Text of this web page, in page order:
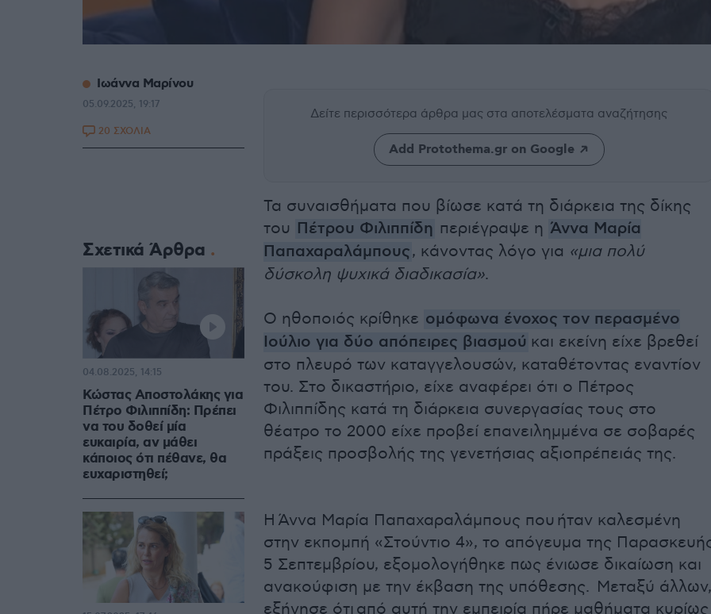
Δείτε περισσότερα άρθρα μας στα αποτελέσματα αναζήτησης
Add Protothema.gr on Google
Τα συναισθήματα που βίωσε κατά τη διάρκεια της δίκης
του Πέτρου Φιλιππίδη περιέγραψε η Άννα Μαρία
Παπαχαραλάμπους, κάνοντας λόγο για «μια πολύ
δύσκολη ψυχικά διαδικασία».
Ο ηθοποιός κρίθηκε ομόφωνα ένοχος τον περασμένο
Ιούλιο για δύο απόπειρες βιασμού και εκείνη είχε βρεθεί
στο πλευρό των καταγγελουσών, καταθέτοντας εναντίον
του. Στο δικαστήριο, είχε αναφέρει ότι ο Πέτρος
Φιλιππίδης κατά τη διάρκεια συνεργασίας τους στο
θέατρο το 2000 είχε προβεί επανειλημμένα σε σοβαρές
πράξεις προσβολής της γενετήσιας αξιοπρέπειάς της.
Η Άννα Μαρία Παπαχαραλάμπους που ήταν καλεσμένη
στην εκπομπή «Στούντιο 4», το απόγευμα της
5 Σεπτεμβρίου, εξομολογήθηκε πως ένιωσε δικαίωση και
ανακούφιση με την έκβαση της υπόθεσης. Μεταξύ άλλων,
εξήγησε ότι από αυτή την εμπειρία πήρε μαθήματα κυρίως
Ιωάννα Μαρίνου
05.09.2025, 19:17
20 ΣΧΟΛΙΑ
Σχετικά Άρθρα
Κώστας Αποστολάκης για
Πέτρο Φιλιππίδη: Πρέπει
να του δοθεί μία
ευκαιρία, αν μάθει
κάποιος ότι πέθανε, θα
ευχαριστηθεί;
04.08.2025, 14:15